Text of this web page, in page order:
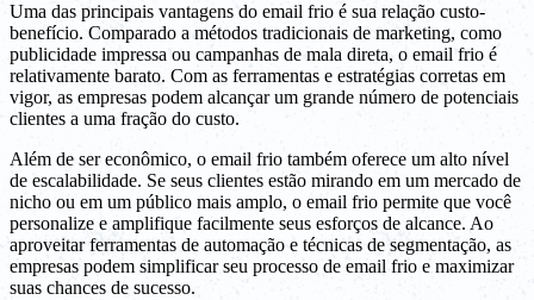
Uma das principais vantagens do email frio é sua relação custo-
benefício. Comparado a métodos tradicionais de marketing, como
publicidade impressa ou campanhas de mala direta, o email frio é
relativamente barato. Com as ferramentas e estratégias corretas em
vigor, as empresas podem alcançar um grande número de potenciais
clientes a uma fração do custo.
Além de ser econômico, o email frio também oferece um alto nível
de escalabilidade. Se seus clientes estão mirando em um mercado de
nicho ou em um público mais amplo, o email frio permite que você
personalize e amplifique facilmente seus esforços de alcance. Ao
aproveitar ferramentas de automação e técnicas de segmentação, as
empresas podem simplificar seu processo de email frio e maximizar
suas chances de sucesso.